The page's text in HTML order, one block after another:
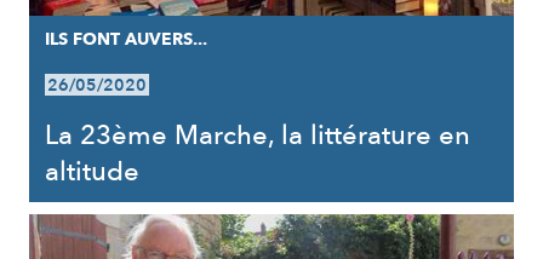
ILS FONT AUVERS...
26/05/2020
La 23ème Marche, la littérature en
altitude